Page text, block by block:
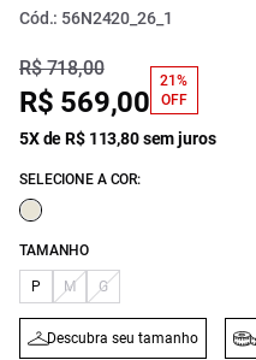
Cód.: 56N2420_26_1
R$ 718,00
R$ 569,00
21%
OFF
5X de R$ 113,80 sem juros
SELECIONE A COR:
TAMANHO
P M G
Descubra seu tamanho